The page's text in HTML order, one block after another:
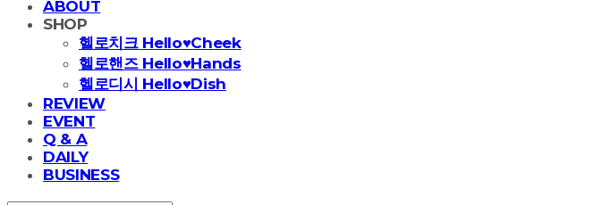
ABOUT
SHOP
헬로치크 Hello♥Cheek
헬로핸즈 Hello♥Hands
헬로디시 Hello♥Dish
REVIEW
EVENT
Q & A
DAILY
BUSINESS